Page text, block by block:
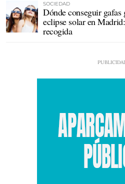
SOCIEDAD
Dónde conseguir gafas
eclipse solar en
recogida